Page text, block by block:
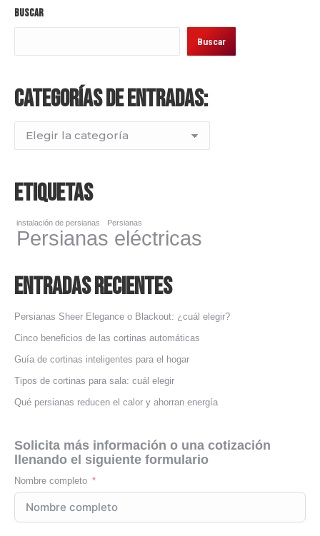
Buscar
Buscar
Categorías de entradas:
Etiquetas
instalación de persianas Persianas
Persianas eléctricas
Entradas Recientes
Persianas Sheer Elegance o Blackout: ¿cuál elegir?
Cinco beneficios de las cortinas automáticas
Guía de cortinas inteligentes para el hogar
Tipos de cortinas para sala: cuál elegir
Qué persianas reducen el calor y ahorran energía
Solicita más información o una cotización
llenando el siguiente formulario
Nombre completo